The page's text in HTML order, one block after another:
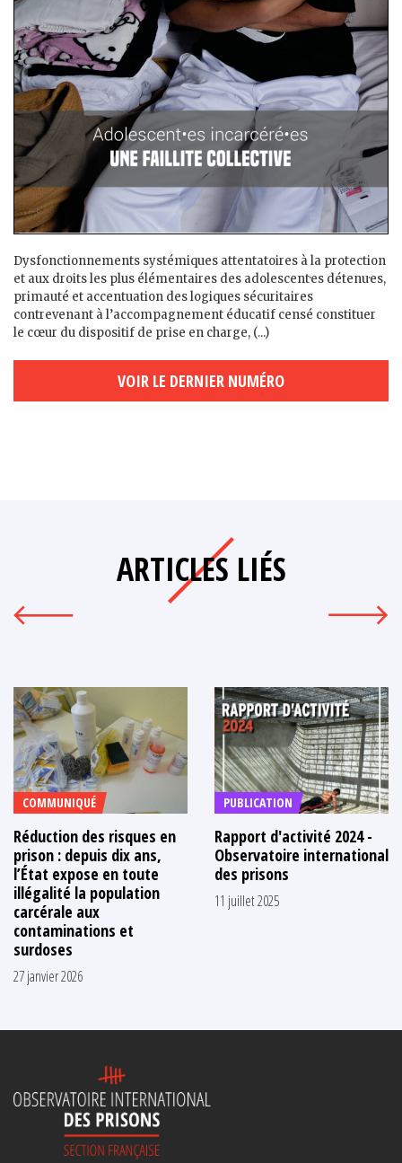
Dysfonctionnements systémiques attentatoires à la protection
et aux droits les plus élémentaires des adolescent·es détenu·es,
primauté et accentuation des logiques sécuritaires
contrevenant à l’accompagnement éducatif censé constituer
le cœur du dispositif de prise en charge, (...)
VOIR LE DERNIER NUMÉRO
ARTICLES LIÉS
COMMUNIQUÉ
Réduction des risques en
prison : depuis dix ans,
l’État expose en toute
illégalité la population
carcérale aux
contaminations et
surdoses
27 janvier 2026
PUBLICATION
Rapport d'activité 2024 -
Observatoire international
des prisons
11 juillet 2025